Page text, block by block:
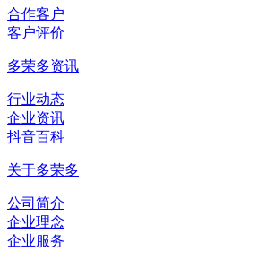
合作客户
客户评价
多荣多资讯
行业动态
企业资讯
抖音百科
关于多荣多
公司简介
企业理念
企业服务